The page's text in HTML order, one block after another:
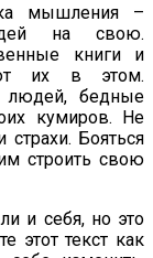
мышления –
на свою.
книги и
их в этом.
людей, бедные
кумиров. Не
страхи. Бояться
строить свою
и себя, но это
этот текст как